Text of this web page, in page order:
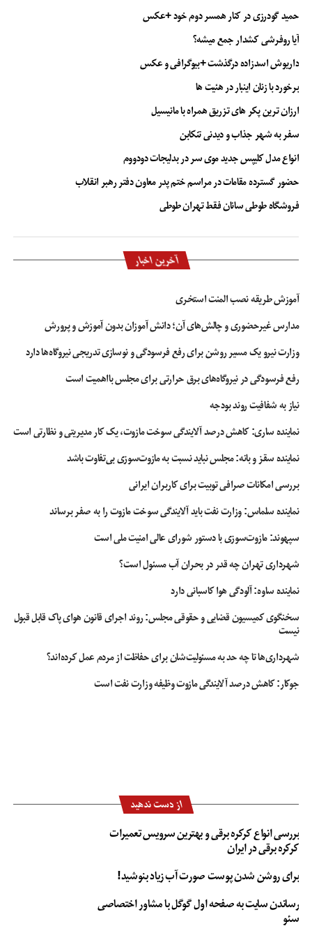
حمید گودرزی در کنار همسر دوم خود +عکس
آیا روفرشی کشدار جمع میشه؟
داریوش اسدزاده درگذشت +بیوگرافی و عکس
برخورد با زنان اینبار در هئیت ها
ارزان ترین پکر های تزریق همراه با مانیسیل
سفر به شهر جذاب و دیدنی تنکابن
انواع مدل کلیپس جدید موی سر در بدلیجات دودووم
حضور گسترده مقامات در مراسم ختم پدر معاون دفتر رهبر انقلاب
فروشگاه طوطی سانان فقط تهران طوطی
آخرین اخبار
آموزش طریقه نصب المنت استخری
مدارس غیرحضوری و چالش‌های آن؛ دانش آموزان بدون آموزش و پرورش
وزارت نیرو یک مسیر روشن برای رفع فرسودگی و نوسازی تدریجی نیروگاه‌ها دارد
رفع فرسودگی در نیروگاه‌های برق حرارتی برای مجلس بااهمیت است
نیاز به شفافیت روند بودجه
نماینده ساری: کاهش درصد آلایندگی سوخت مازوت، یک کار مدیریتی و نظارتی است
نماینده سقز و بانه: مجلس نباید نسبت به مازوت‌سوزی بی‌تفاوت باشد
بررسی امکانات صرافی توبیت برای کاربران ایرانی
نماینده سلماس: وزارت نفت باید آلایندگی سوخت مازوت را به صفر برساند
سپهوند:‌ مازوت‌سوزی با دستور شورای عالی امنیت ملی است
شهرداری تهران چه قدر در بحران آب مسئول است؟
نماینده ساوه: آلودگی هوا کاسبانی دارد
سخنگوی کمیسیون قضایی و حقوقی مجلس: روند اجرای قانون هوای پاک قابل قبول
نیست
شهرداری‌ها تا چه حد به مسئولیت‌شان برای حفاظت از مردم عمل کرده‌اند؟
جوکار: کاهش درصد آلایندگی مازوت وظیفه وزارت نفت است
از دست ندهید
بررسی انواع کرکره برقی و بهترین سرویس تعمیرات
کرکره برقی در ایران
برای روشن شدن پوست صورت آب زیاد بنوشید!
رساندن سایت به صفحه اول گوگل با مشاور اختصاصی
سئو